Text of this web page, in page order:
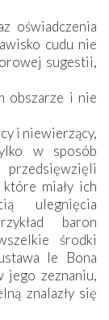
oświadczenia
cudu nie
sugestii,
obszarze i nie
i niewierzący,
w sposób
miały ich
ulegnięcia
baron
środki
le Bona
jego zeznaniu,
znalazły się